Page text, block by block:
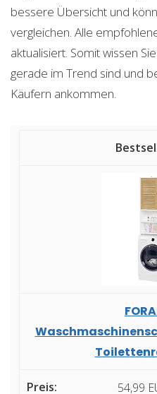
bessere Übersicht und
vergleichen. Alle
aktualisiert. Somit wissen
gerade im Trend sind und
Käufern ankommen.
54,99